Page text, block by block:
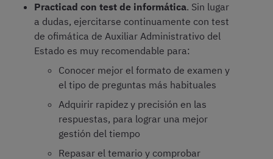
Practicad con test de informática. Sin lugar
a dudas, ejercitarse continuamente con test
de ofimática de Auxiliar Administrativo del
Estado es muy recomendable para:
Conocer mejor el formato de examen y
el tipo de preguntas más habituales
Adquirir rapidez y precisión en las
respuestas, para lograr una mejor
gestión del tiempo
Repasar el temario y comprobar